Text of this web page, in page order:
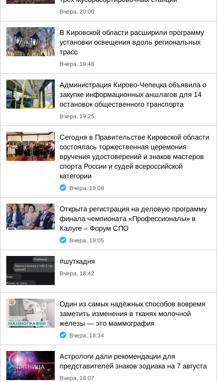
Вчера, 20:00
В Кировской области расширили программу
установки освещения вдоль региональных
трасс
Вчера, 19:46
Администрация Кирово-Чепецка объявила о
закупке информационных аншлагов для 14
остановок общественного транспорта
Вчера, 19:25
Сегодня в Правительстве Кировской области
состоялась торжественная церемония
вручения удостоверений и знаков мастеров
спорта России и судей всероссийской
категории
Вчера, 19:08
Открыта регистрация на деловую программу
финала чемпионата «Профессионалы» в
Калуге – Форум СПО
Вчера, 19:05
#шуткадня
Вчера, 18:42
Один из самых надёжных способов вовремя
заметить изменения в тканях молочной
железы — это маммография
Вчера, 18:34
Астрологи дали рекомендации для
представителей знаков зодиака на 7 августа
Вчера, 18:07